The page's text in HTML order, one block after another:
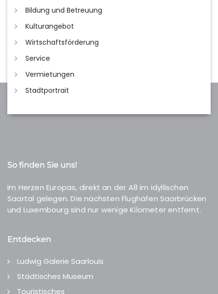
Bildung und Betreuung
Kulturangebot
Wirtschaftsförderung
Service
Vermietungen
Stadtportrait
So finden Sie uns!
Im Herzen Europas, direkt an der A8 im idyllischen
Saartal gelegen. Die nächsten Flughäfen Saarbrücken
und Luxembourg sind nur wenige Kilometer entfernt.
Entdecken
Ludwig Galerie Saarlouis
Städtisches Museum
Touristisches